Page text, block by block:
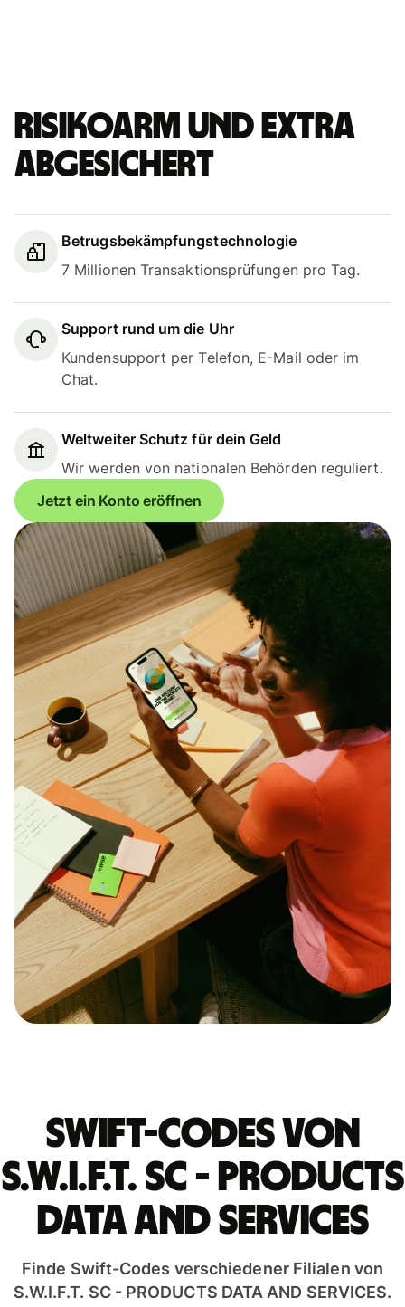
Risikoarm und extra
abgesichert
Betrugsbekämpfungstechnologie
7 Millionen Transaktionsprüfungen pro Tag.
Support rund um die Uhr
Kundensupport per Telefon, E-Mail oder im
Chat.
Weltweiter Schutz für dein Geld
Wir werden von nationalen Behörden reguliert.
Jetzt ein Konto eröffnen
Swift-Codes von
S.W.I.F.T. SC - PRODUCTS
DATA AND SERVICES
Finde Swift-Codes verschiedener Filialen von
S.W.I.F.T. SC - PRODUCTS DATA AND SERVICES.